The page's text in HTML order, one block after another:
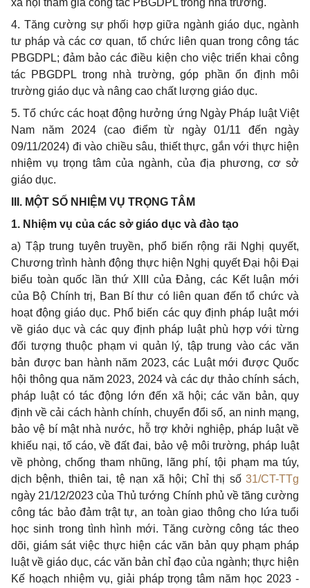
4. Tăng cường sự phối hợp giữa ngành giáo dục, ngành
tư pháp và các cơ quan, tổ chức liên quan trong công tác
PBGDPL; đảm bảo các điều kiện cho việc triển khai công
tác PBGDPL trong nhà trường, góp phần ổn định môi
trường giáo dục và nâng cao chất lượng giáo dục.
5. Tổ chức các hoạt động hưởng ứng Ngày Pháp luật Việt
Nam năm 2024 (cao điểm từ ngày 01/11 đến ngày
09/11/2024) đi vào chiều sâu, thiết thực, gắn với thực hiện
nhiệm vụ trọng tâm của ngành, của địa phương, cơ sở
giáo dục.
III. MỘT SỐ NHIỆM VỤ TRỌNG TÂM
1. Nhiệm vụ của các sở giáo dục và đào tạo
a) Tập trung tuyên truyền, phổ biến rộng rãi Nghị quyết,
Chương trình hành động thực hiện Nghị quyết Đại hội Đại
biểu toàn quốc lần thứ XIII của Đảng, các Kết luận mới
của Bộ Chính trị, Ban Bí thư có liên quan đến tổ chức và
hoạt động giáo dục. Phổ biến các quy định pháp luật mới
về giáo dục và các quy định pháp luật phù hợp với từng
đối tượng thuộc phạm vi quản lý, tập trung vào các văn
bản được ban hành năm 2023, các Luật mới được Quốc
hội thông qua năm 2023, 2024 và các dự thảo chính sách,
pháp luật có tác động lớn đến xã hội; các văn bản, quy
định về cải cách hành chính, chuyển đổi số, an ninh mạng,
bảo vệ bí mật nhà nước, hỗ trợ khởi nghiệp, pháp luật về
khiếu nại, tố cáo, về đất đai, bảo vệ môi trường, pháp luật
về phòng, chống tham nhũng, lãng phí, tội phạm ma túy,
dịch bệnh, thiên tai, tệ nạn xã hội; Chỉ thị số 31/CT-TTg
ngày 21/12/2023 của Thủ tướng Chính phủ về tăng cường
công tác bảo đảm trật tự, an toàn giao thông cho lứa tuổi
học sinh trong tình hình mới. Tăng cường công tác theo
dõi, giám sát việc thực hiện các văn bản quy phạm pháp
luật về giáo dục, các văn bản chỉ đạo của ngành; thực hiện
Kế hoạch nhiệm vụ, giải pháp trọng tâm năm học 2023 -